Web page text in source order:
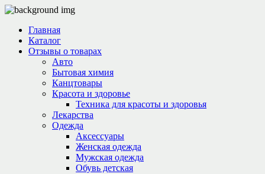
Главная
Каталог
Отзывы о товарах
Авто
Бытовая химия
Канцтовары
Красота и здоровье
Техника для красоты и здоровья
Лекарства
Одежда
Аксессуары
Женская одежда
Мужская одежда
Обувь детская